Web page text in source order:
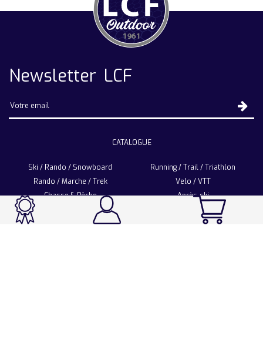
Newsletter LCF
CATALOGUE
Ski / Rando / Snowboard
Running / Trail / Triathlon
Rando / Marche / Trek
Velo / VTT
Chasse & Pêche
Après-ski
Sport Fashion